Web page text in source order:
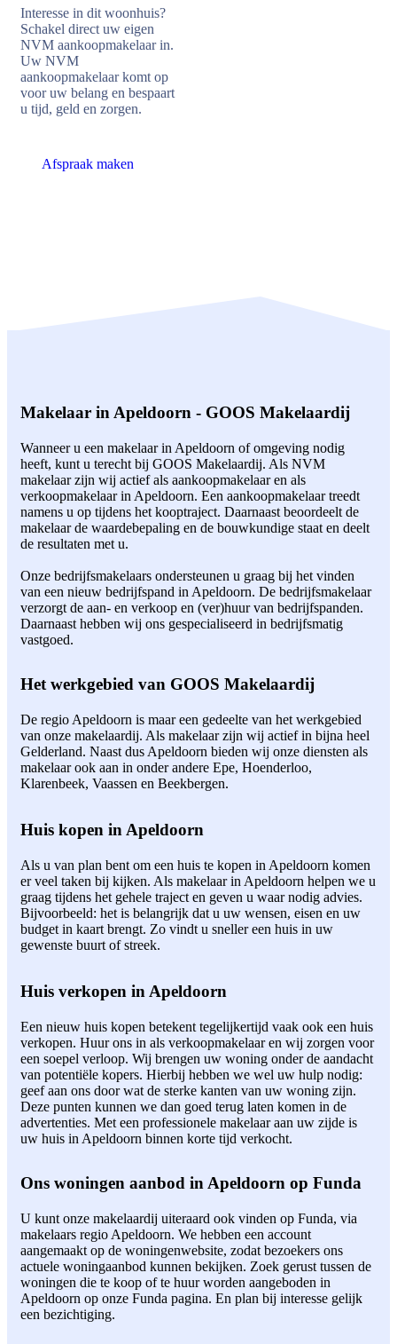
Interesse in dit woonhuis?
Schakel direct uw eigen
NVM aankoopmakelaar in.
Uw NVM
aankoopmakelaar komt op
voor uw belang en bespaart
u tijd, geld en zorgen.
Afspraak maken
Makelaar in Apeldoorn - GOOS Makelaardij
Wanneer u een makelaar in Apeldoorn of omgeving nodig
heeft, kunt u terecht bij GOOS Makelaardij. Als NVM
makelaar zijn wij actief als aankoopmakelaar en als
verkoopmakelaar in Apeldoorn. Een aankoopmakelaar treedt
namens u op tijdens het kooptraject. Daarnaast beoordeelt de
makelaar de waardebepaling en de bouwkundige staat en deelt
de resultaten met u.
Onze bedrijfsmakelaars ondersteunen u graag bij het vinden
van een nieuw bedrijfspand in Apeldoorn. De bedrijfsmakelaar
verzorgt de aan- en verkoop en (ver)huur van bedrijfspanden.
Daarnaast hebben wij ons gespecialiseerd in bedrijfsmatig
vastgoed.
Het werkgebied van GOOS Makelaardij
De regio Apeldoorn is maar een gedeelte van het werkgebied
van onze makelaardij. Als makelaar zijn wij actief in bijna heel
Gelderland. Naast dus Apeldoorn bieden wij onze diensten als
makelaar ook aan in onder andere Epe, Hoenderloo,
Klarenbeek, Vaassen en Beekbergen.
Huis kopen in Apeldoorn
Als u van plan bent om een huis te kopen in Apeldoorn komen
er veel taken bij kijken. Als makelaar in Apeldoorn helpen we u
graag tijdens het gehele traject en geven u waar nodig advies.
Bijvoorbeeld: het is belangrijk dat u uw wensen, eisen en uw
budget in kaart brengt. Zo vindt u sneller een huis in uw
gewenste buurt of streek.
Huis verkopen in Apeldoorn
Een nieuw huis kopen betekent tegelijkertijd vaak ook een huis
verkopen. Huur ons in als verkoopmakelaar en wij zorgen voor
een soepel verloop. Wij brengen uw woning onder de aandacht
van potentiële kopers. Hierbij hebben we wel uw hulp nodig:
geef aan ons door wat de sterke kanten van uw woning zijn.
Deze punten kunnen we dan goed terug laten komen in de
advertenties. Met een professionele makelaar aan uw zijde is
uw huis in Apeldoorn binnen korte tijd verkocht.
Ons woningen aanbod in Apeldoorn op Funda
U kunt onze makelaardij uiteraard ook vinden op Funda, via
makelaars regio Apeldoorn. We hebben een account
aangemaakt op de woningenwebsite, zodat bezoekers ons
actuele woningaanbod kunnen bekijken. Zoek gerust tussen de
woningen die te koop of te huur worden aangeboden in
Apeldoorn op onze Funda pagina. En plan bij interesse gelijk
een bezichtiging.